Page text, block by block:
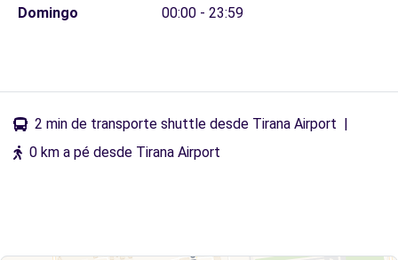
Domingo
00:00 - 23:59
2 min de transporte shuttle desde Tirana Airport |
0 km a pé desde Tirana Airport